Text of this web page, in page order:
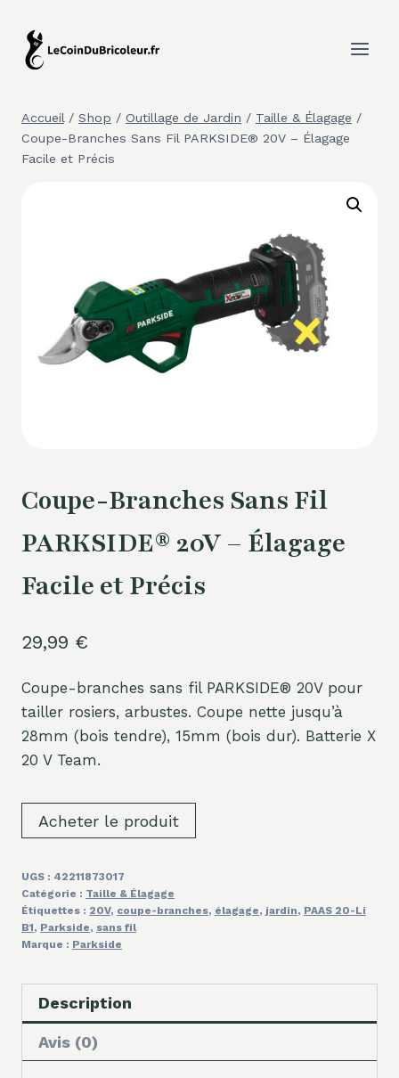
contenu
Accueil / Shop / Outillage de Jardin / Taille & Élagage /
Coupe-Branches Sans Fil PARKSIDE® 20V – Élagage
Facile et Précis
Coupe-Branches Sans Fil
PARKSIDE® 20V – Élagage
Facile et Précis
29,99 €
Coupe-branches sans fil PARKSIDE® 20V pour
tailler rosiers, arbustes. Coupe nette jusqu’à
28mm (bois tendre), 15mm (bois dur). Batterie X
20 V Team.
Acheter le produit
UGS : 42211873017
Catégorie : Taille & Élagage
Étiquettes : 20V, coupe-branches, élagage, jardin, PAAS 20-Li
B1, Parkside, sans fil
Marque : Parkside
Description
Avis (0)